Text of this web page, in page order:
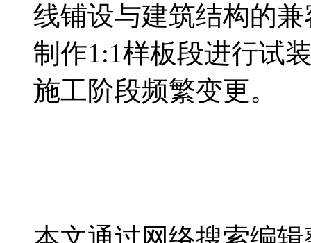
线铺设与建筑结构的
制作1:1样板段进行试
施工阶段频繁变更。